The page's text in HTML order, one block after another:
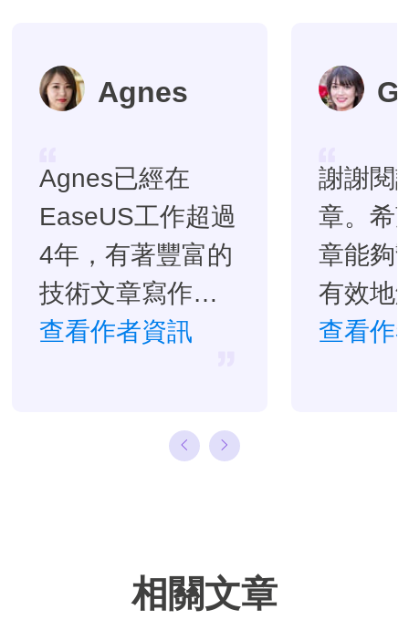
Agnes
Agnes已經在
EaseUS工作超過
4年，有著豐富的
技術文章寫作經
驗。目前，寫過
理或備份還原相
查看作者資訊
謝謝閱
章。希
章能夠
有效地
題。…
查看作
相關文章